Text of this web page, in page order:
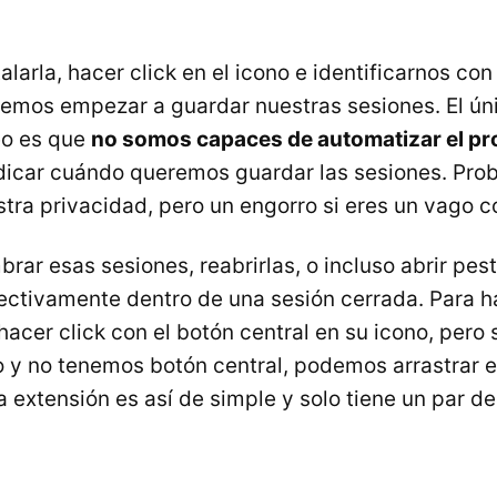
hacer click en el icono e identificarnos
empezar a guardar nuestras sesiones. El
es que no somos capaces de automatizar el
cuándo queremos guardar las sesiones.
privacidad, pero un engorro si eres un vago
esas sesiones, reabrirlas, o incluso abrir
dentro de una sesión cerrada. Para
click con el botón central en su icono, pero
no tenemos botón central, podemos arrastrar
extensión es así de simple y solo tiene un par